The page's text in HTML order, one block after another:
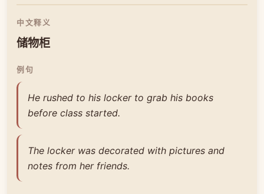
中文释义
储物柜
例句
He rushed to his locker to grab his books
before class started.
The locker was decorated with pictures and
notes from her friends.